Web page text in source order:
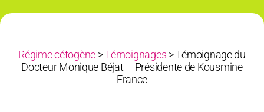
Régime cétogène >Témoignages >Témoignage du
Docteur Monique Béjat – Présidente de Kousmine
France